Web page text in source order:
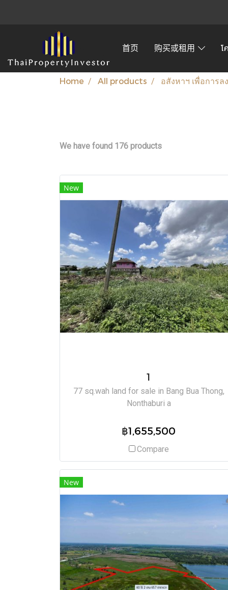
首页 购买或租用 โ
Home All products อสังหาฯ เพื่อการล
We have found 176 products
New
1
77 sq.wah land for sale in Bang Bua Thong,
Nonthaburi a
฿1,655,500
Compare
New